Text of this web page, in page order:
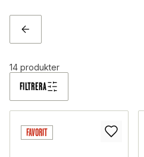
redo för allt.
TILLBAKA
FILTRERA
14 produkter
FAVORIT